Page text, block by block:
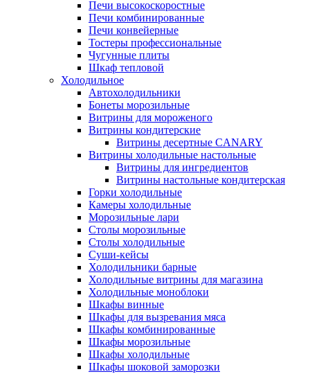
Печи высокоскоростные
Печи комбинированные
Печи конвейерные
Тостеры профессиональные
Чугунные плиты
Шкаф тепловой
Холодильное
Автохолодильники
Бонеты морозильные
Витрины для мороженого
Витрины кондитерские
Витрины десертные CANARY
Витрины холодильные настольные
Витрины для ингредиентов
Витрины настольные кондитерская
Горки холодильные
Камеры холодильные
Морозильные лари
Столы морозильные
Столы холодильные
Суши-кейсы
Холодильники барные
Холодильные витрины для магазина
Холодильные моноблоки
Шкафы винные
Шкафы для вызревания мяса
Шкафы комбинированные
Шкафы морозильные
Шкафы холодильные
Шкафы шоковой заморозки